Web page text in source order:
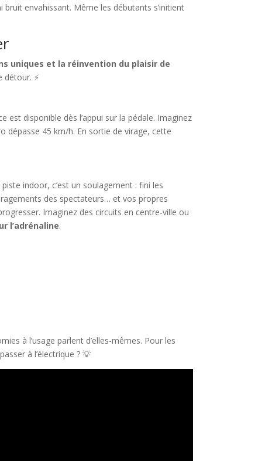
envahissant. Même les débutants s’initient
uniques et la réinvention du plaisir de
⚡
est disponible dès l’appui sur la pédale. Imaginez
dépasse 45 km/h. En sortie de virage, cette
indoor, c’est un soulagement : fini les
des spectateurs… et vos propres
Imaginez des circuits en centre-ville ou
l’adrénaline.
à l’usage parlent d’elles-mêmes. Pour les
à l’électrique ? 💡